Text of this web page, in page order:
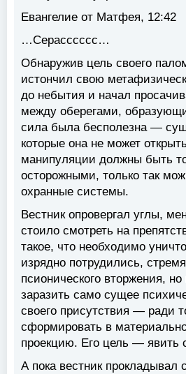
Евангелие от Матфея, 12:42
…Серасссссс…
Обнаружив цель своего
истончил свою
до небытия и начал
между оберегами,
сила была бесполезна —
которые она не может
манипуляции должны быть
осторожными, только так
охранные системы.
Вестник опровергал углы,
стоило смотреть на
такое, что необходимо
изрядно потрудились,
псионического вторжения, но
заразить само сущее
своего присутствия — ради
сформировать в
проекцию. Его цель — явить
А пока вестник прокладывал